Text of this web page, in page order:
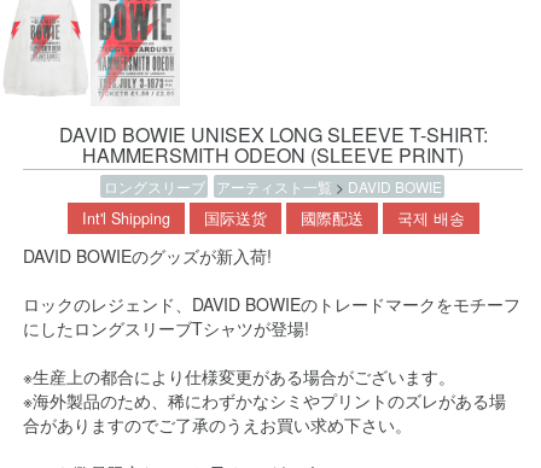
DAVID BOWIE UNISEX LONG SLEEVE T-SHIRT:
HAMMERSMITH ODEON (SLEEVE PRINT)
ロングスリーブ アーティスト一覧 > DAVID BOWIE
Int'l Shipping 国际送货 國際配送 국제 배송
DAVID BOWIEのグッズが新入荷!
ロックのレジェンド、DAVID BOWIEのトレードマークをモチーフ
にしたロングスリーブTシャツが登場!
※生産上の都合により仕様変更がある場合がございます。
※海外製品のため、稀にわずかなシミやプリントのズレがある場
合がありますのでご了承のうえお買い求め下さい。